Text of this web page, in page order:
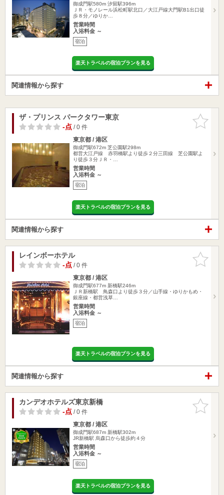
御成門駅580m 汐留駅396m
ＪＲ・モノレール浜松町駅北口／大江戸線大門駅B1出口徒
歩８分／ゆりか…
営業時間
入浴料金 ～
宿泊
楽天トラベルの宿泊プランを見る
関連情報から探す
お気に入
りに追加
ザ・プリンス パークタワー東京
-点/ 0 件
東京都 / 港区
御成門駅672m 芝公園駅298m
都営大江戸線 赤羽橋駅より徒歩２分三田線 芝公園駅よ
り徒歩３分ＪＲ・…
営業時間
入浴料金 ～
宿泊
楽天トラベルの宿泊プランを見る
関連情報から探す
お気に入
りに追加
レインボーホテル
-点/ 0 件
東京都 / 港区
御成門駅677m 新橋駅246m
ＪＲ新橋駅 鳥森口より徒歩３分／山手線・ゆりかもめ・
銀座線・都営浅草…
営業時間
入浴料金 ～
宿泊
楽天トラベルの宿泊プランを見る
関連情報から探す
お気に入
りに追加
カンデオホテルズ東京新橋
-点/ 0 件
東京都 / 港区
御成門駅687m 新橋駅302m
JR新橋駅 烏森口から徒歩約４分
営業時間
入浴料金 ～
宿泊
楽天トラベルの宿泊プランを見る